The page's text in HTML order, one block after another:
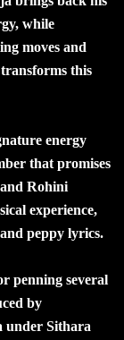
while
moves and
this
energy
that promises
and Rohini
experience,
peppy lyrics.
penning several
by
under Sithara